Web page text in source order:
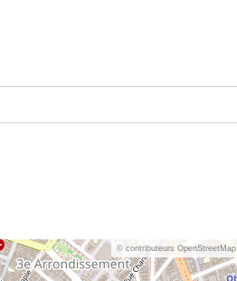
© contributeurs OpenStreetMap